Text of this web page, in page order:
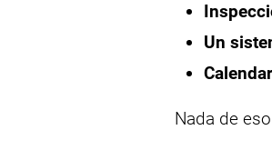
Un
Nada de